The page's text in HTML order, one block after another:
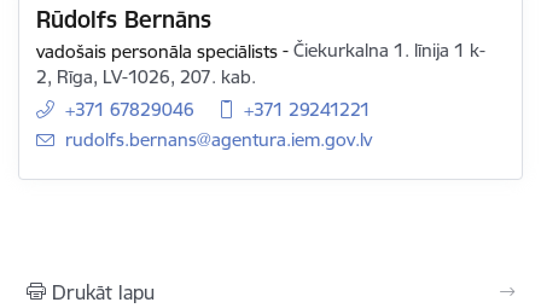
Rūdolfs Bernāns
vadošais personāla speciālists -Čiekurkalna 1. līnija 1 k-
2, Rīga, LV-1026, 207. kab.
+371 67829046
+371 29241221
E-pasts:
rudolfs.bernans@agentura.iem.gov.lv
Drukāt lapu